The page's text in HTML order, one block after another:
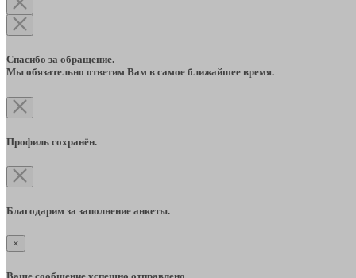
Спасибо за обращение.
Мы обязательно ответим Вам в самое ближайшее время.
Профиль сохранён.
Благодарим за заполнение анкеты.
×
Ваше сообщение успешно отправлено.